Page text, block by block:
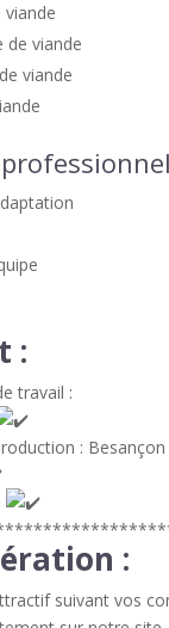
viande
de viande
viande
:
travail :
: Besançon
:
suivant vos